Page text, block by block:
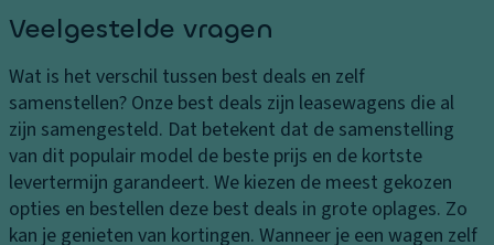
er
g
s
k
o
st
e
sl
ui
ti
n
g
C
ru
is
e
n
In
h
o
u
d
la
Veelgestelde vragen
Wat is het verschil tussen best deals en zelf
samenstellen? Onze best deals zijn leasewagens die al
zijn samengesteld. Dat betekent dat de samenstelling
van dit populair model de beste prijs en de kortste
levertermijn garandeert. We kiezen de meest gekozen
opties en bestellen deze best deals in grote oplages. Zo
kan je genieten van kortingen. Wanneer je een wagen zelf